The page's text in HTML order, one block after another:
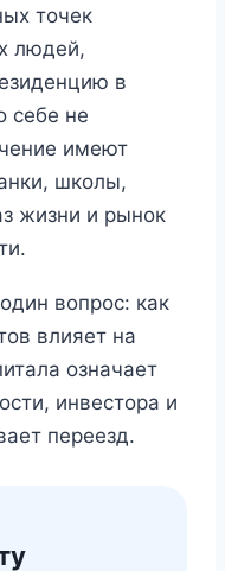
точек
людей,
в
себе не
имеют
школы,
жизни и рынок
вопрос: как
влияет на
означает
инвестора и
переезд.